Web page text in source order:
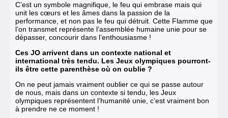
C’est un symbole magnifique, le feu qui embrase mais qui
unit les cœurs et les âmes dans la passion de la
performance, et non pas le feu qui détruit. Cette Flamme que
l’on transmet représente l’assemblée humaine unie pour se
dépasser, concourir dans l’enthousiasme !
Ces JO arrivent dans un contexte national et
international très tendu. Les Jeux olympiques pourront-
ils être cette parenthèse où on oublie ?
On ne peut jamais vraiment oublier ce qui se passe autour
de nous, mais dans un contexte si tendu, les Jeux
olympiques représentent l’humanité unie, c’est vraiment bon
à prendre ne ce moment !